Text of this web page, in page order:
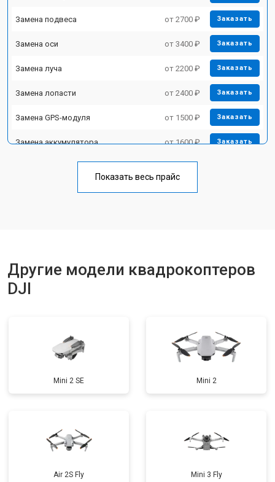
Замена подвеса от 2700 ₽ Заказать
Замена оси от 3400 ₽ Заказать
Замена луча от 2200 ₽ Заказать
Замена лопасти от 2400 ₽ Заказать
Замена GPS-модуля от 1500 ₽ Заказать
Замена аккумулятора от 1600 ₽ Заказать
Замена материнской платы от 2800 ₽
Показать весь прайс
Другие модели квадрокоптеров
DJI
Mini 2 SE Mini 2
Air 2S Fly Mini 3 Fly